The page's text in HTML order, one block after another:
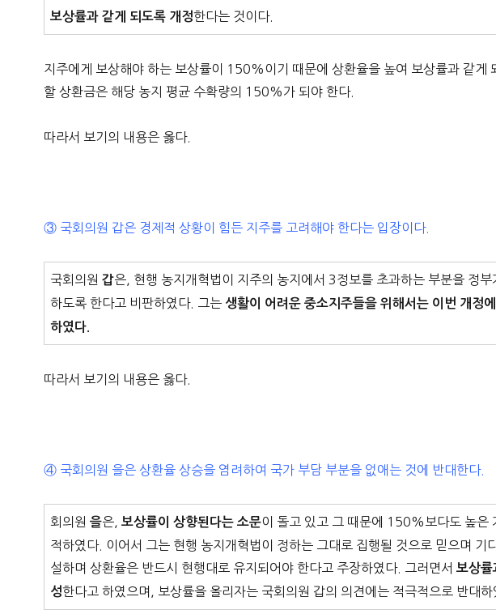
보상률과 같게 되도록 개정한다는 것이다.
지주에게 보상해야 하는 보상률이 150%이기 때문에 상환율을 높여 보상률과 같게
할 상환금은 해당 농지 평균 수확량의 150%가 되야 한다.
따라서 보기의 내용은 옳다.
③ 국회의원 갑은 경제적 상황이 힘든 지주를 고려해야 한다는 입장이다.
국회의원갑은, 현행 농지개혁법이 지주의 농지에서 3정보를 초과하는 부분을 정
하도록 한다고 비판하였다. 그는 생활이 어려운 중소지주들을 위해서는 이번 개정
하였다.
따라서 보기의 내용은 옳다.
④ 국회의원 을은 상환율 상승을 염려하여 국가 부담 부분을 없애는 것에 반대한다.
회의원을은,보상률이 상향된다는 소문이 돌고 있고 그 때문에 150%보다도 높은
적하였다. 이어서 그는 현행 농지개혁법이 정하는 그대로 집행될 것으로 믿으며 기
설하며 상환율은 반드시 현행대로 유지되어야 한다고 주장하였다. 그러면서보상률
성한다고 하였으며, 보상률을 올리자는 국회의원 갑의 의견에는 적극적으로 반대하